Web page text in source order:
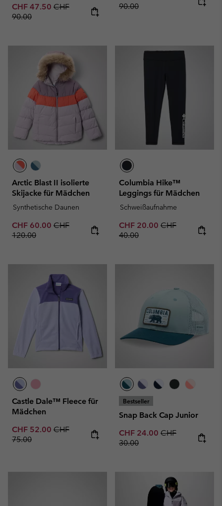
Sale price:
CHF 47.50 Regular price:
CHF
90.00
90.00
Arctic Blast II isolierte
Skijacke für Mädchen
Synthetische Daunen
Sale price:
CHF 60.00 Regular price:
CHF
120.00
Columbia Hike™
Leggings für Mädchen
Schweißaufnahme
Sale price:
CHF 20.00 Regular price:
CHF
40.00
Castle Dale™ Fleece für
Mädchen
Sale price:
CHF 52.00 Regular price:
CHF
75.00
Bestseller
Snap Back Cap Junior
Sale price:
CHF 24.00 Regular price:
CHF
30.00